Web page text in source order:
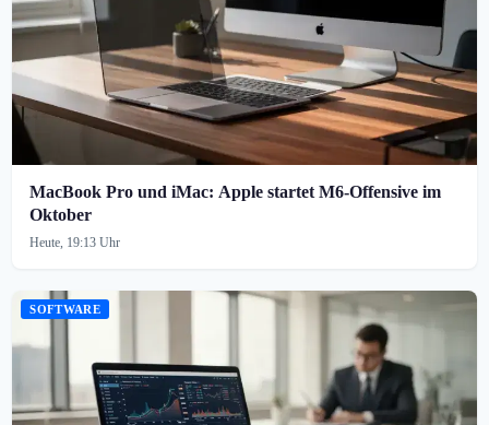
MacBook Pro und iMac: Apple startet M6-Offensive im
Oktober
Heute, 19:13 Uhr
SOFTWARE